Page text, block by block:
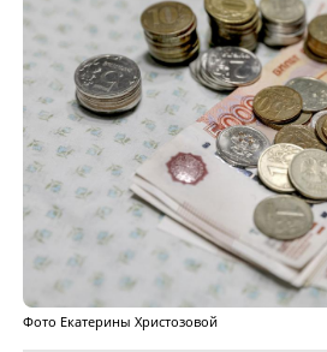
Фото Екатерины Христозовой